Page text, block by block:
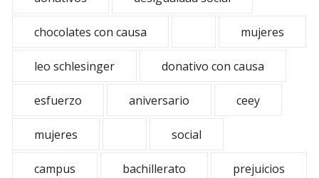
chocolates con causa mujeres
leo schlesinger donativo con causa
esfuerzo aniversario ceey
mujeres social
campus bachillerato prejuicios